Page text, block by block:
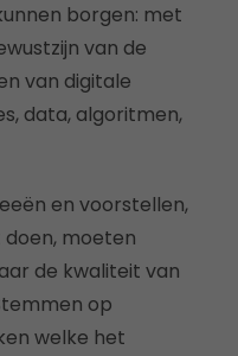
borgen: met
van de
van digitale
data, algoritmen,
en voorstellen,
doen, moeten
de kwaliteit van
op
welke het